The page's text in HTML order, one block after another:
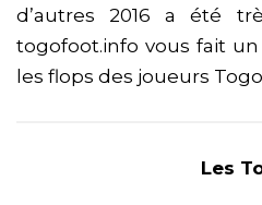
d’autres 2016 a été
togofoot.info vous fait
les flops des joueurs
Les